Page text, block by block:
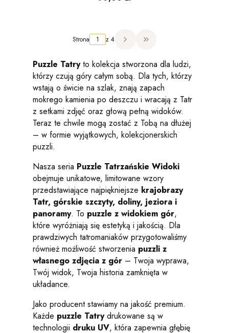
Strona z 4 Przejdź do ostatniej strony
Puzzle Tatryto kolekcja stworzona dla ludzi,
którzy czują góry całym sobą. Dla tych, którzy
wstają o świcie na szlak, znają zapach
mokrego kamienia po deszczu i wracają z Tatr
z setkami zdjęć oraz głową pełną widoków.
Teraz te chwile mogą zostać z Tobą na dłużej
– w formie wyjątkowych, kolekcjonerskich
puzzli.
Nasza seria Puzzle Tatrzańskie Widoki
obejmuje unikatowe, limitowane wzory
przedstawiające najpiękniejsze krajobrazy
Tatr, górskie szczyty, doliny, jeziora i
panoramy. To puzzle z widokiem gór,
które wyróżniają się estetyką i jakością. Dla
prawdziwych tatromaniaków przygotowaliśmy
również możliwość stworzenia puzzli z
własnego zdjęcia z gór – Twoja wyprawa,
Twój widok, Twoja historia zamknięta w
układance.
Jako producent stawiamy na jakość premium.
Każde puzzle Tatrydrukowane są w
technologii druku UV, która zapewnia głębię